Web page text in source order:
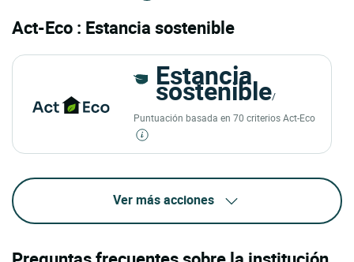
Act-Eco : Estancia sostenible
Estancia
sostenible/
Puntuación basada en 70 criterios Act-Eco
Ver más acciones